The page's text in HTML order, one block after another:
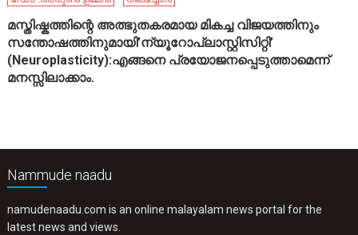
മസ്തിഷ്കത്തിന്റെ അത്ഭുതകരമായ മികച്ച വിജയത്തിനും
സന്തോഷത്തിനുമായി’ന്യൂറോപ്ലാസ്റ്റിസിറ്റി’
(Neuroplasticity):എങ്ങനെ പ്രയോജനപ്പെടുത്താമെന്ന്
മനസ്സിലാക്കാം.
Nammude naadu
namudenaadu.com is an online malayalam news portal for the
latest news and views.